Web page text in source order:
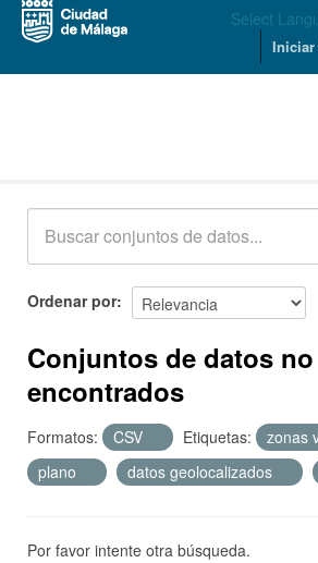
Select
Iniciar
Acerca de
Ordenar por
Conjuntos de datos no
encontrados
Formatos: CSV Etiquetas:
zonas
plano
datos geolocalizados
Por favor intente otra búsqueda.